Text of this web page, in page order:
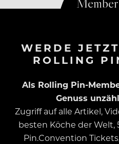
WERDE
ROLLING
Als Rolling Pin-
Genuss
Zugriff auf alle Artikel,
besten Köche der Welt,
Pin.Convention